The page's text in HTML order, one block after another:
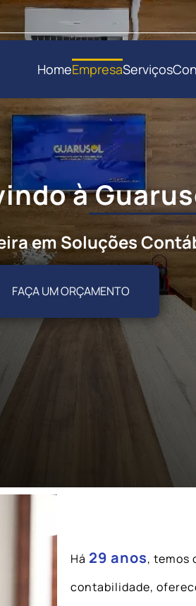
HomeEmpresaServiços
à
em Soluções
FAÇA UM ORÇAMENTO
Há 29 anos, temos
contabilidade,